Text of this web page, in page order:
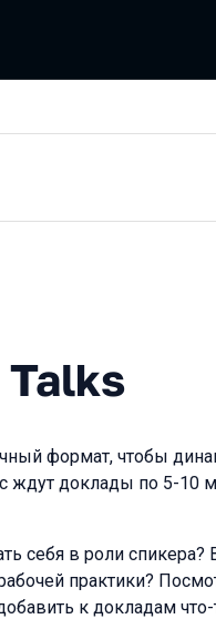
формат, чтобы
доклады по 5-10
себя в роли спикера?
практики?
к докладам